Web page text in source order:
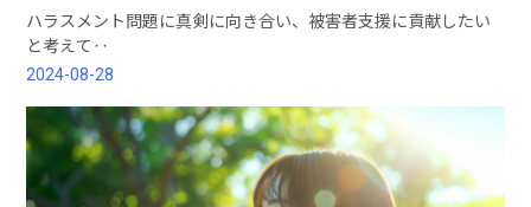
ハラスメント問題に真剣に向き合い、被害者支援に貢献したい
と考えて‥
2024-08-28